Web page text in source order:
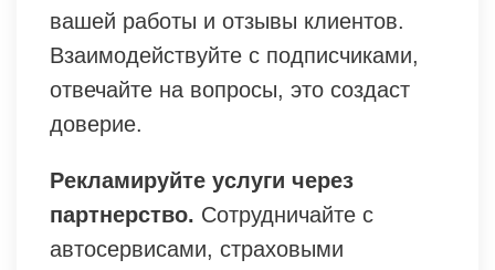
вашей работы и отзывы клиентов.
Взаимодействуйте с подписчиками,
отвечайте на вопросы, это создаст
доверие.
Рекламируйте услуги через
партнерство. Сотрудничайте с
автосервисами, страховыми